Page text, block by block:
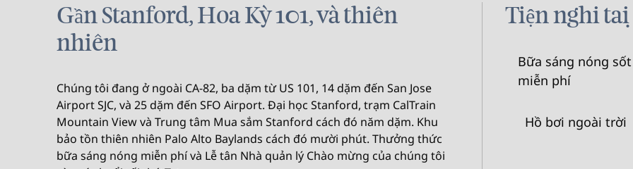
Gần Stanford, Hoa Kỳ 101, và thiên
nhiên
Chúng tôi đang ở ngoài CA-82, ba dặm từ US 101, 14 dặm đến San Jose
Airport SJC, và 25 dặm đến SFO Airport. Đại học Stanford, trạm CalTrain
Mountain View và Trung tâm Mua sắm Stanford cách đó năm dặm. Khu
bảo tồn thiên nhiên Palo Alto Baylands cách đó mười phút. Thưởng thức
bữa sáng nóng miễn phí và Lễ tân Nhà quản lý Chào mừng của chúng tôi
Tiện nghi
Bữa sáng nóng sốt
miễn phí
Hồ bơi ngoài trời